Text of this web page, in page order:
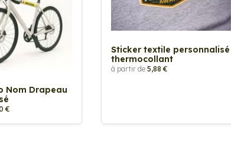
Nom Drapeau
€
Sticker textile personnalisé
thermocollant
à partir de 5,88 €